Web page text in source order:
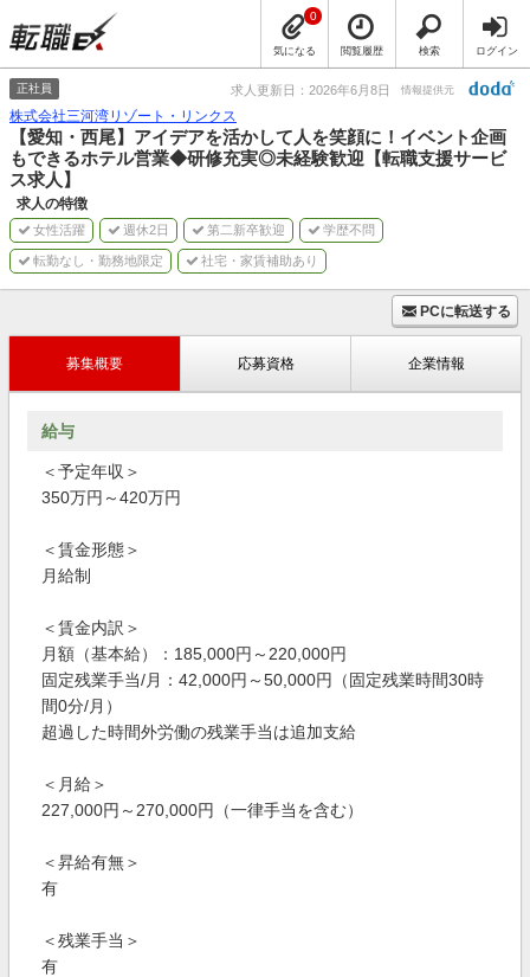
気になる
0
閲覧履歴 検索 ログイン
正社員 求人更新日：2026年6月8日 情報提供元
株式会社三河湾リゾート・リンクス
【愛知・西尾】アイデアを活かして人を笑顔に！イベント企画
もできるホテル営業◆研修充実◎未経験歓迎【転職支援サービ
ス求人】
求人の特徴
女性活躍 週休2日 第二新卒歓迎 学歴不問
転勤なし・勤務地限定 社宅・家賃補助あり
PCに転送する
募集概要 応募資格 企業情報
給与
＜予定年収＞
350万円～420万円
＜賃金形態＞
月給制
＜賃金内訳＞
月額（基本給）：185,000円～220,000円
固定残業手当/月：42,000円～50,000円（固定残業時間30時
間0分/月）
超過した時間外労働の残業手当は追加支給
＜月給＞
227,000円～270,000円（一律手当を含む）
＜昇給有無＞
有
＜残業手当＞
有